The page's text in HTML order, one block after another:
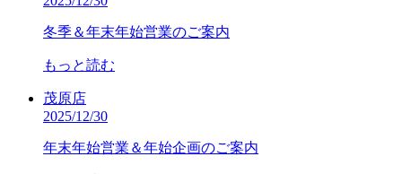
冬季＆年末年始営業のご案内
もっと読む
茂原店
2025/12/30
年末年始営業＆年始企画のご案内